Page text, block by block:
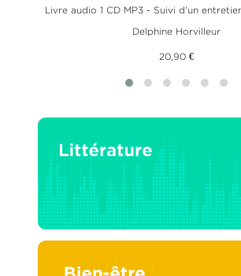
Livre audio 1 CD MP3 - Suivi d'un
Delphine Horvilleur
20,90 €